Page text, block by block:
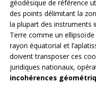
géodésique de référence
des points délimitant la
la plupart des instruments
Terre comme un
rayon équatorial et
doivent transposer ces
juridiques nationaux,
incohérences